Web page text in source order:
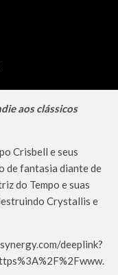
aos clássicos
Crisbell e seus
de fantasia diante de
do Tempo e suas
Crystallis e
deeplink?